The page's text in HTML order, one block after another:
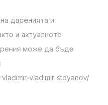
даренията и
и актуалното
може да бъде
vladimir-stoyanov/